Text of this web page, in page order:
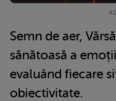
Semn de aer,
sănătoasă a
evaluând fiecare
obiectivitate.